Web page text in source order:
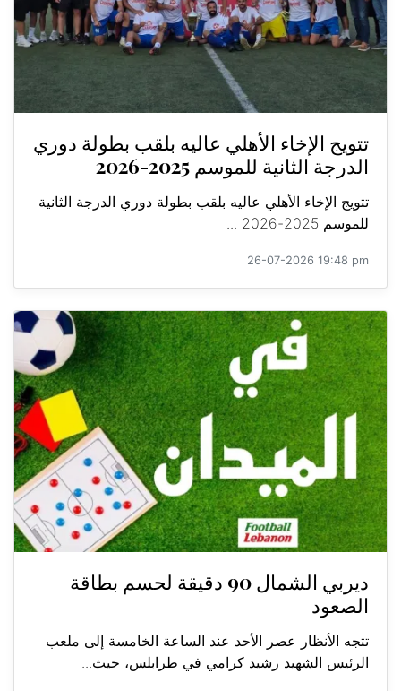
تتويج الإخاء الأهلي عاليه بلقب بطولة دوري
الدرجة الثانية للموسم 2025-2026
تتويج الإخاء الأهلي عاليه بلقب بطولة دوري الدرجة الثانية
للموسم 2025-2026 ...
26-07-2026 19:48 pm
ديربي الشمال 90 دقيقة لحسم بطاقة
الصعود
تتجه الأنظار عصر الأحد عند الساعة الخامسة إلى ملعب
الرئيس الشهيد رشيد كرامي في طرابلس، حيث...